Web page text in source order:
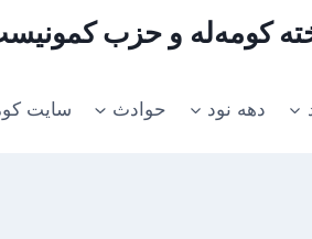
کومه‌له و حزب
دهه نود حوادث سایت